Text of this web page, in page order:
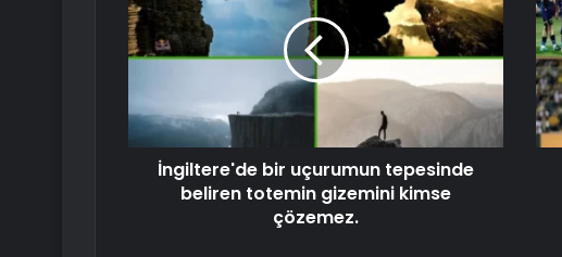
İngiltere'de bir uçurumun tepesinde
beliren totemin gizemini kimse
çözemez.